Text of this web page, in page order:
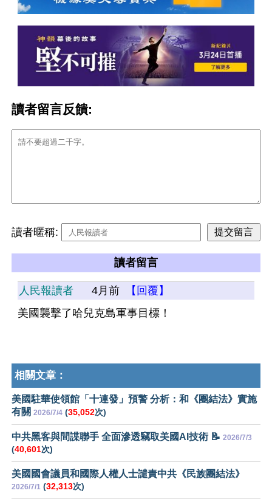
讀者留言反饋:
讀者暱稱:
讀者留言
人民報讀者 4月前
【回覆】
美國襲擊了哈兒克島軍事目標！
相關文章：
美國駐華使領館「十連發」預警 分析：和《團結法》實施
有關 2026/7/4 (35,052次)
中共黑客與間諜聯手 全面滲透竊取美國AI技術 📝 2026/7/3
(40,601次)
美國國會議員和國際人權人士譴責中共《民族團結法》
2026/7/1 (32,313次)